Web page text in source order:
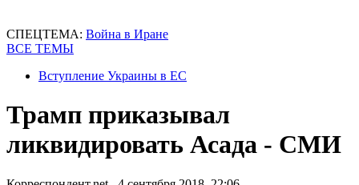
СПЕЦТЕМА: Война в Иране
ВСЕ ТЕМЫ
Вступление Украины в ЕС
Трамп приказывал
ликвидировать Асада - СМИ